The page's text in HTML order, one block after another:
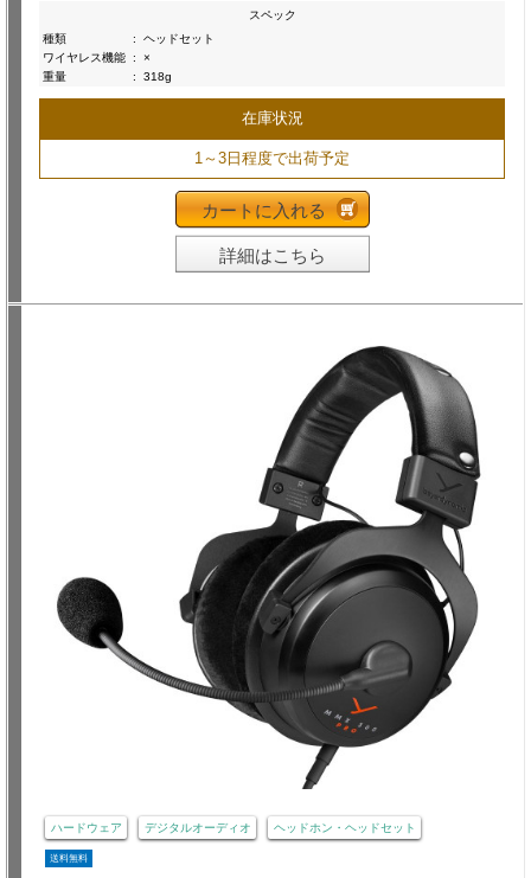
スペック
種類
:
ヘッドセット
ワイヤレス機能 :
×
重量
: 318g
在庫状況
1～3日程度で出荷予定
カートに入れる
詳細はこちら
ハードウェア デジタルオーディオ ヘッドホン・ヘッドセット
送料無料